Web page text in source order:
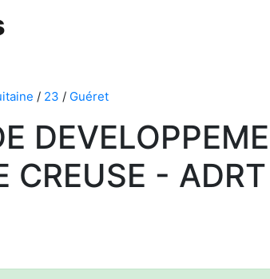
/ 23 / Guéret
CREUSE -